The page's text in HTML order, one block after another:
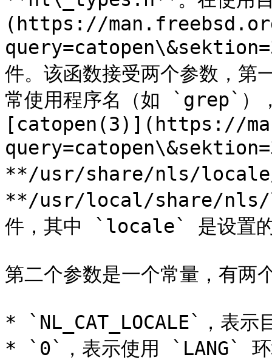
(https://
件。该函数接受两个参数，第
常使用程序名（如 `grep`）
[catopen(3)](https://
**/usr/share/nls/locale/
**/usr/local/share/nls/
件，其中 `locale` 是设置
第二个参数是一个常量，有两
* `NL_CAT_LOCALE`，表示
* `0`，表示使用 `LANG` 环